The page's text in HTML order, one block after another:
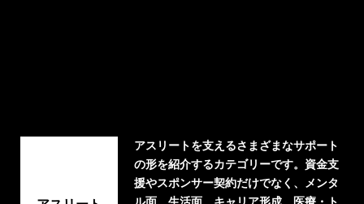
アスリートを支えるさまざまなサポート
の形を紹介するカテゴリーです。資金支
援やスポンサー契約だけでなく、メンタ